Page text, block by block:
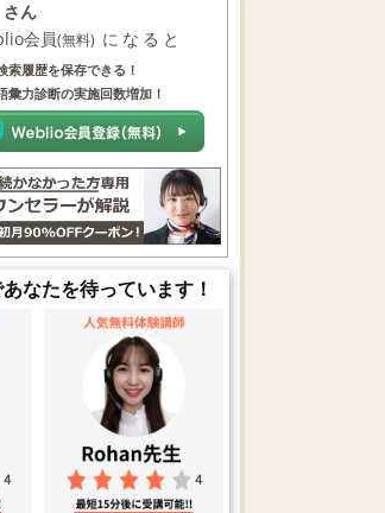
ん
会員(無料) になると
索履歴を保存できる！
彙力診断の実施回数増加！
なたを待っています！